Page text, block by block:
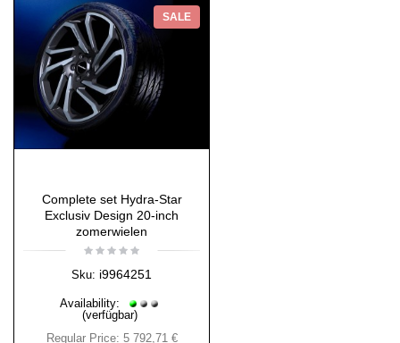
SALE
Complete set Hydra-Star
Exclusiv Design 20-inch
zomerwielen
Sku: i9964251
Availability:
(verfügbar)
Regular Price: 5 792,71 €